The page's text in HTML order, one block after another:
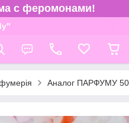
с феромонами!
Аналог ПАРФУМУ